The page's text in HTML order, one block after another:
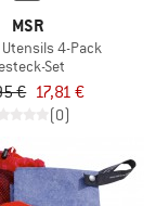
MSR
4-Pack
Set
€ 17,81 €
(0)